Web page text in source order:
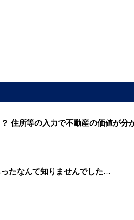
住所等の入力で不動産の価値が分
たなんて知りませんでした…